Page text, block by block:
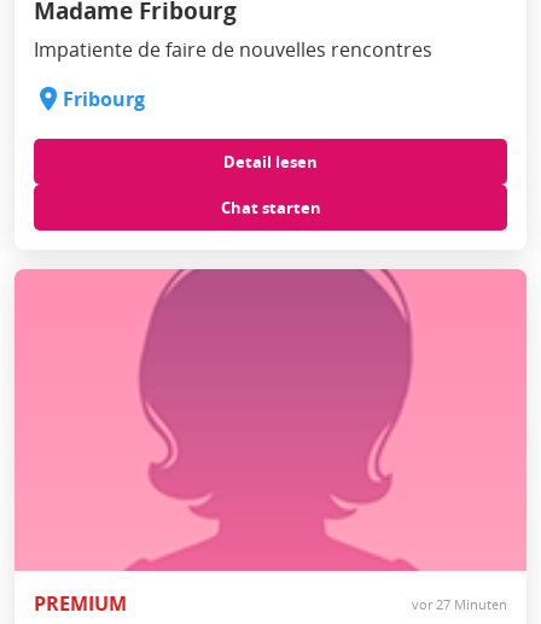
Madame Fribourg
Impatiente de faire de nouvelles rencontres
Fribourg
Detail lesen
Chat starten
PREMIUM vor 27 Minuten